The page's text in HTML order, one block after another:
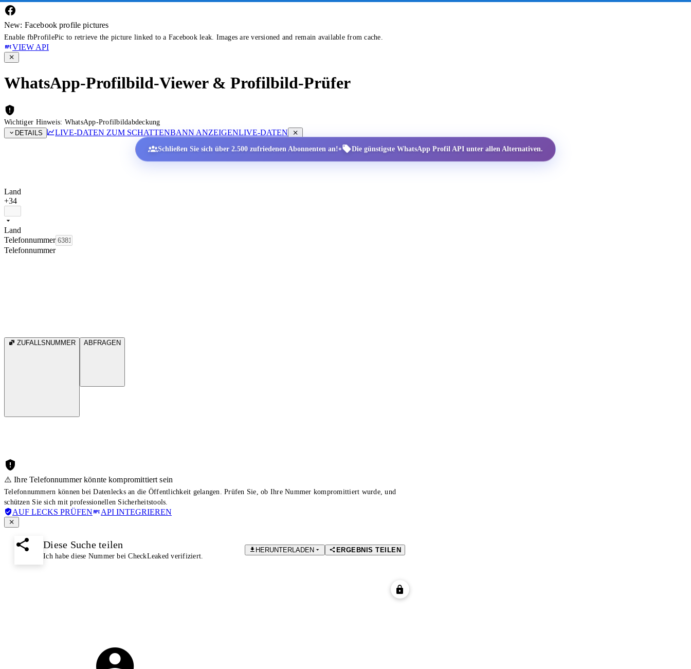
New: Facebook profile pictures
Enable fbProfilePic to retrieve the picture linked to a Facebook leak. Images are versioned and remain available from cache.
VIEW API
WhatsApp-Profilbild-Viewer & Profilbild-Prüfer
Wichtiger Hinweis: WhatsApp-Profilbildabdeckung
DETAILS
LIVE-DATEN ZUM SCHATTENBANN ANZEIGENLIVE-DATEN
Schließen Sie sich über 2.500 zufriedenen Abonnenten an!• Die günstigste WhatsApp Profil API unter allen Alternativen.
Land
+34
Land
Telefonnummer
Telefonnummer
ZUFALLSNUMMER ABFRAGEN
⚠️ Ihre Telefonnummer könnte kompromittiert sein
Telefonnummern können bei Datenlecks an die Öffentlichkeit gelangen. Prüfen Sie, ob Ihre Nummer kompromittiert wurde, und
schützen Sie sich mit professionellen Sicherheitstools.
AUF LECKS PRÜFEN API INTEGRIEREN
Diese Suche teilen
Ich habe diese Nummer bei CheckLeaked verifiziert.
HERUNTERLADEN ERGEBNIS TEILEN